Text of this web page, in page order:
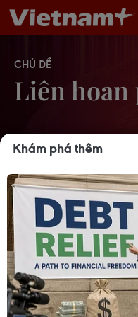
CHỦ ĐỀ
Liên hoan
Liên hoan phim
Khép lại một chặng
26/01/2015 08:49
Phim video với “Mắt
hướng nghệ thuật và
Khám phá thêm